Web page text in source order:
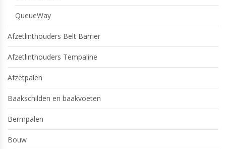
QueueWay
Afzetlinthouders Belt Barrier
Afzetlinthouders Tempaline
Afzetpalen
Baakschilden en baakvoeten
Bermpalen
Bouw